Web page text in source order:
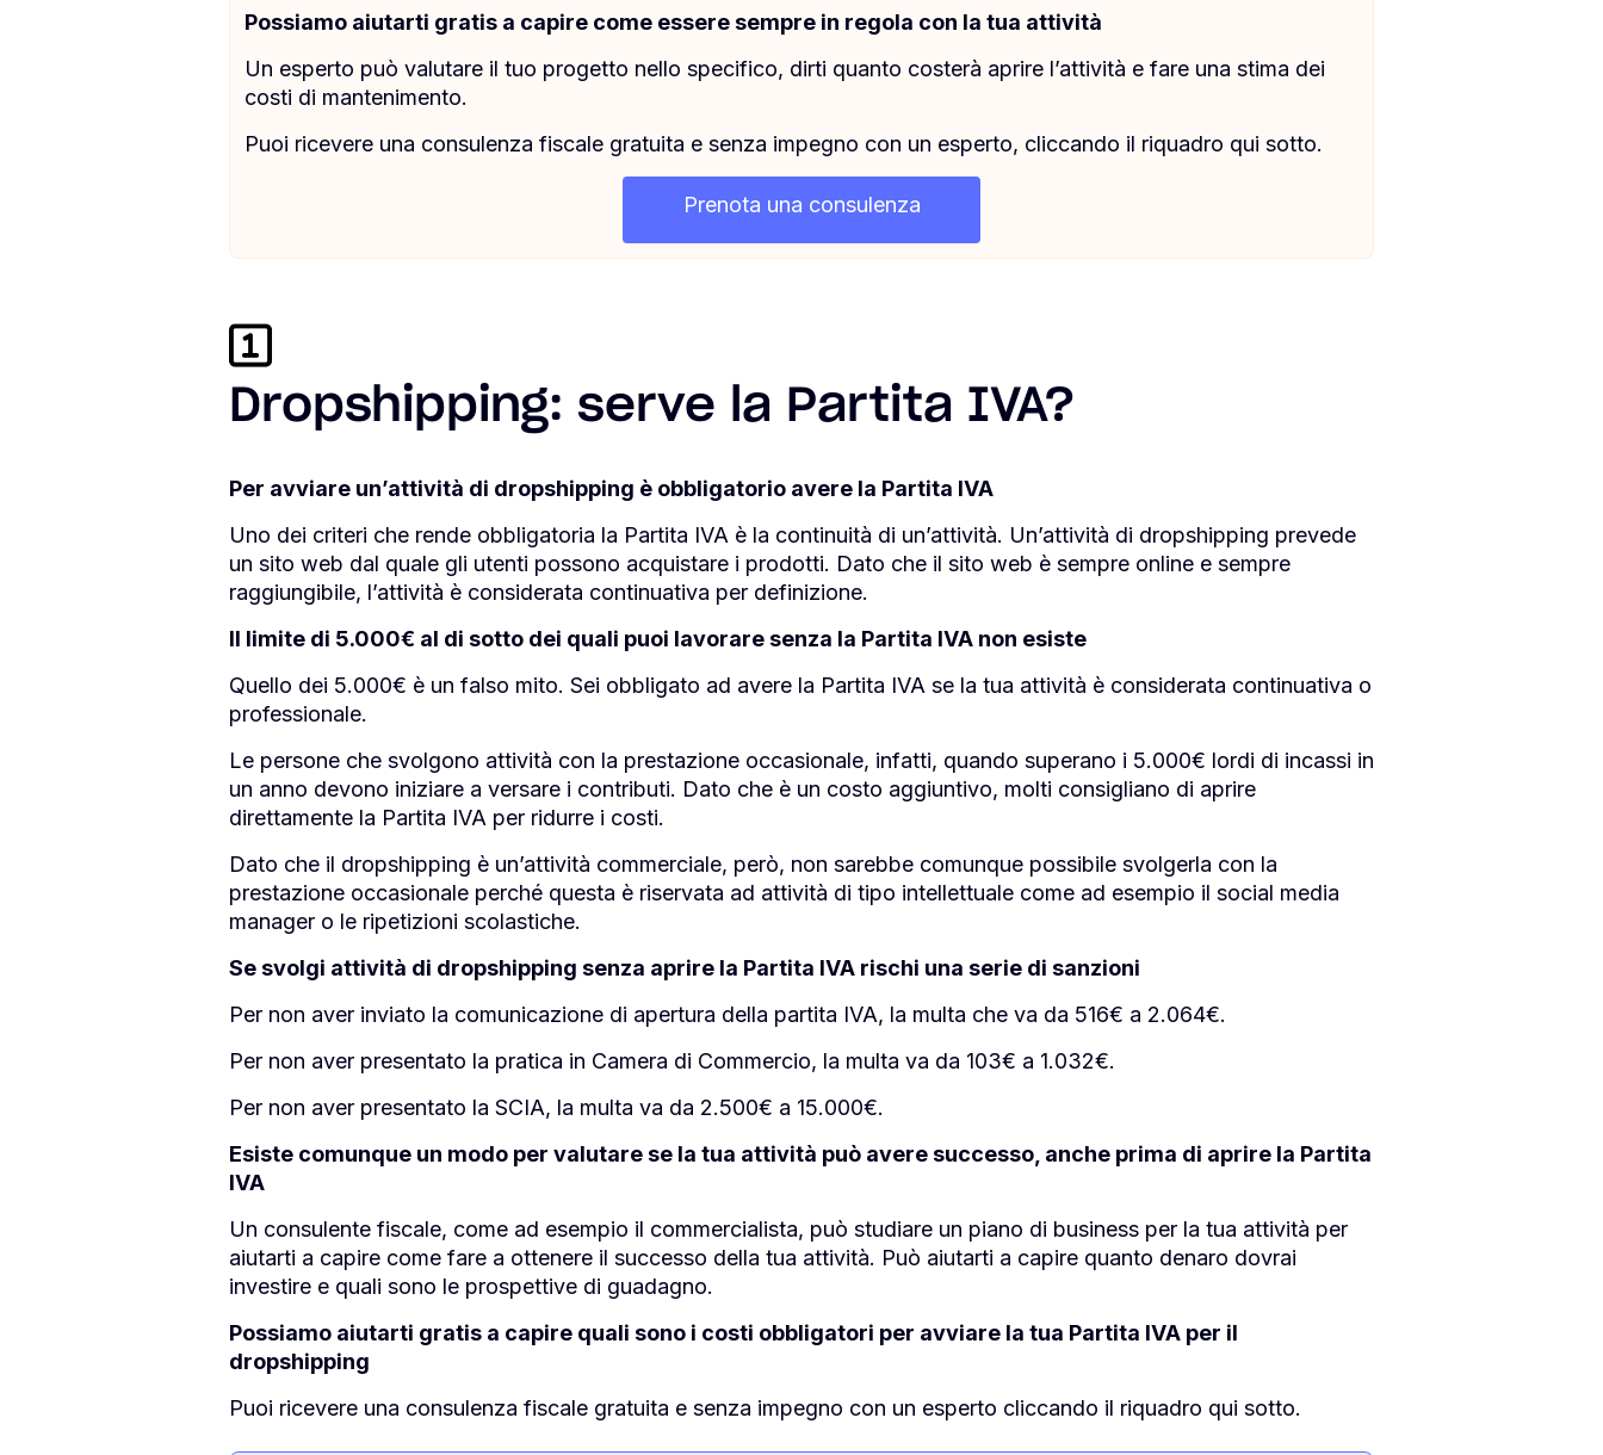
Possiamo aiutarti gratis a capire come essere sempre in regola con la tua attività
Un esperto può valutare il tuo progetto nello specifico, dirti quanto costerà aprire l’attività e fare una stima dei
costi di mantenimento.
Puoi ricevere una consulenza fiscale gratuita e senza impegno con un esperto, cliccando il riquadro qui sotto.
Prenota una consulenza
Dropshipping: serve la Partita IVA?
Per avviare un’attività di dropshipping è obbligatorio avere la Partita IVA
Uno dei criteri che rende obbligatoria la Partita IVA è la continuità di un’attività. Un’attività di dropshipping prevede
un sito web dal quale gli utenti possono acquistare i prodotti. Dato che il sito web è sempre online e sempre
raggiungibile, l’attività è considerata continuativa per definizione.
Il limite di 5.000€ al di sotto dei quali puoi lavorare senza la Partita IVA non esiste
Quello dei 5.000€ è un falso mito. Sei obbligato ad avere la Partita IVA se la tua attività è considerata continuativa o
professionale.
Le persone che svolgono attività con la prestazione occasionale, infatti, quando superano i 5.000€ lordi di incassi in
un anno devono iniziare a versare i contributi. Dato che è un costo aggiuntivo, molti consigliano di aprire
direttamente la Partita IVA per ridurre i costi.
Dato che il dropshipping è un’attività commerciale, però, non sarebbe comunque possibile svolgerla con la
prestazione occasionale perché questa è riservata ad attività di tipo intellettuale come ad esempio il social media
manager o le ripetizioni scolastiche.
Se svolgi attività di dropshipping senza aprire la Partita IVA rischi una serie di sanzioni
Per non aver inviato la comunicazione di apertura della partita IVA, la multa che va da 516€ a 2.064€.
Per non aver presentato la pratica in Camera di Commercio, la multa va da 103€ a 1.032€.
Per non aver presentato la SCIA, la multa va da 2.500€ a 15.000€.
Esiste comunque un modo per valutare se la tua attività può avere successo, anche prima di aprire la Partita
IVA
Un consulente fiscale, come ad esempio il commercialista, può studiare un piano di business per la tua attività per
aiutarti a capire come fare a ottenere il successo della tua attività. Può aiutarti a capire quanto denaro dovrai
investire e quali sono le prospettive di guadagno.
Possiamo aiutarti gratis a capire quali sono i costi obbligatori per avviare la tua Partita IVA per il
dropshipping
Puoi ricevere una consulenza fiscale gratuita e senza impegno con un esperto cliccando il riquadro qui sotto.